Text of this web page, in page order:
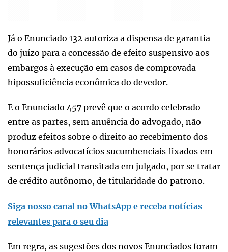
Já o Enunciado 132 autoriza a dispensa de garantia
do juízo para a concessão de efeito suspensivo aos
embargos à execução em casos de comprovada
hipossuficiência econômica do devedor.
E o Enunciado 457 prevê que o acordo celebrado
entre as partes, sem anuência do advogado, não
produz efeitos sobre o direito ao recebimento dos
honorários advocatícios sucumbenciais fixados em
sentença judicial transitada em julgado, por se tratar
de crédito autônomo, de titularidade do patrono.
Siga nosso canal no WhatsApp e receba notícias
relevantes para o seu dia
Em regra, as sugestões dos novos Enunciados foram